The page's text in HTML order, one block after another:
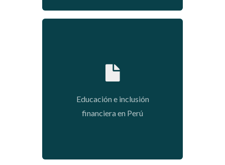
Educación e inclusión
financiera en Perú